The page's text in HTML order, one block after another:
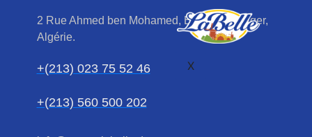
X
2 Rue Ahmed ben Mohamed, El harrach, Alger,
Algérie.
+(213) 023 75 52 46
+(213) 560 500 202